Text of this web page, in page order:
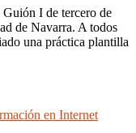
Guión I de tercero de
de Navarra. A todos
una práctica plantilla